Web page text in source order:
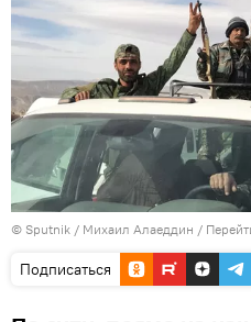
© Sputnik / Михаил Алаеддин /
Подписаться